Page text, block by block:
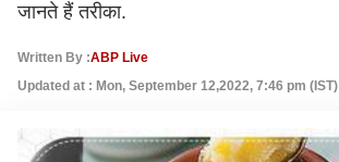
जानते हैं तरीका.
Written By :ABP Live
Updated at : Mon, September 12,2022, 7:46 pm (IST)